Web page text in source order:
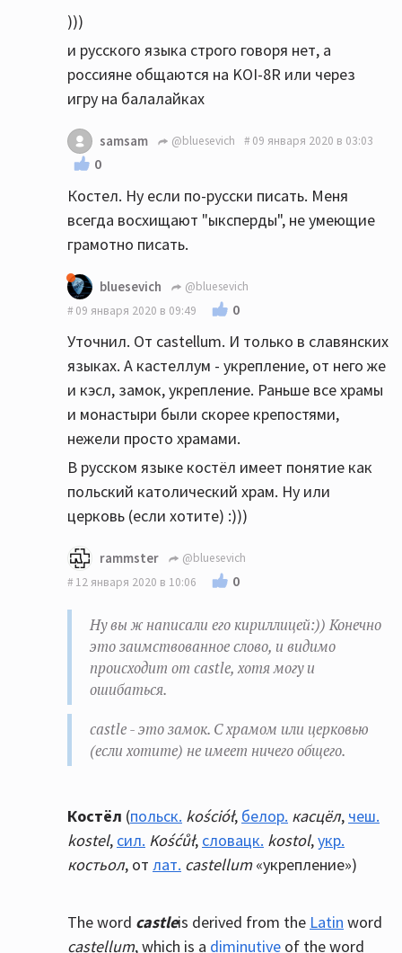
)))
и русского языка строго говоря нет, а
россияне общаются на KOI-8R или через
игру на балалайках
samsam @bluesevich 09 января 2020 в 03:03
0
Костел. Ну если по-русски писать. Меня
всегда восхищают "ыксперды", не умеющие
грамотно писать.
bluesevich
@bluesevich
09 января 2020 в 09:49
0
Уточнил. От castellum. И только в славянских
языках. А кастеллум - укрепление, от него же
и кэсл, замок, укрепление. Раньше все храмы
и монастыри были скорее крепостями,
нежели просто храмами.
В русском языке костёл имеет понятие как
польский католический храм. Ну или
церковь (если хотите) :)))
rammster
@bluesevich
12 января 2020 в 10:06
0
Ну вы ж написали его кириллицей:)) Конечно
это заимствованное слово, и видимо
происходит от castle, хотя могу и
ошибаться.
castle - это замок. С храмом или церковью
(если хотите) не имеет ничего общего.
Костёл (польск. kościół, белор. касцёл, чеш.
kostel, сил. Kośćůł, словацк. kostol,укр.
костьол, от лат. castellum«укрепление»)
The word castleis derived from the Latin word
castellum, which is a diminutive of the word